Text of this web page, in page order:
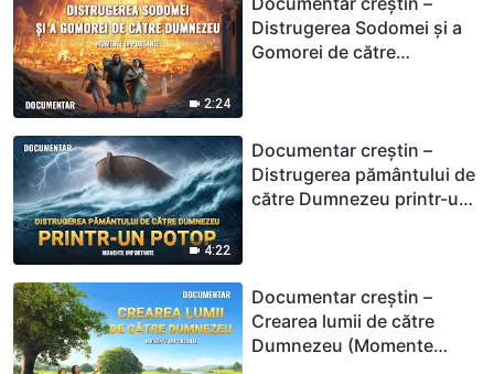
2:24
Distrugerea Sodomei și a
Gomorei de către
4:22
Documentar creștin –
Distrugerea pământului de
către Dumnezeu printr-un
Documentar creștin –
Crearea lumii de către
Dumnezeu (Momente